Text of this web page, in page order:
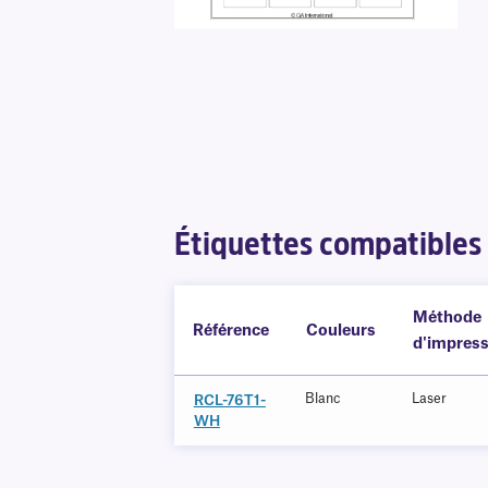
Étiquettes compatibles
Référence Couleurs
Méthode
RCL-76T1-
WH
Blanc Laser